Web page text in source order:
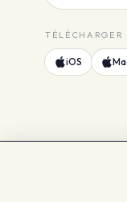
TÉLÉCHARGER
iOS